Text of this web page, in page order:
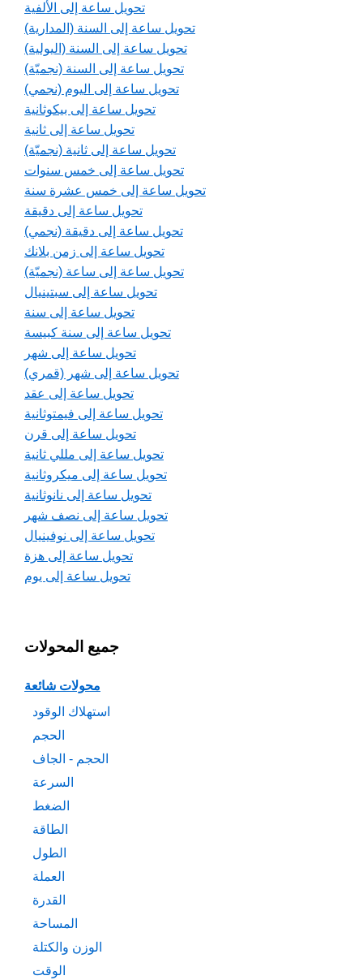
تحويل ساعة إلى الألفية
تحويل ساعة إلى السنة (المدارية)
تحويل ساعة إلى السنة (اليولية)
تحويل ساعة إلى السنة (نجميّة)
تحويل ساعة إلى اليوم (نجمي)
تحويل ساعة إلى بيكوثانية
تحويل ساعة إلى ثانية
تحويل ساعة إلى ثانية (نجميّة)
تحويل ساعة إلى خمس سنوات
تحويل ساعة إلى خمس عشرة سنة
تحويل ساعة إلى دقيقة
تحويل ساعة إلى دقيقة (نجمي)
تحويل ساعة إلى زمن بلانك
تحويل ساعة إلى ساعة (نجميّة)
تحويل ساعة إلى سبتينيال
تحويل ساعة إلى سنة
تحويل ساعة إلى سنة كبيسة
تحويل ساعة إلى شهر
تحويل ساعة إلى شهر (قمري)
تحويل ساعة إلى عقد
تحويل ساعة إلى فيمتوثانية
تحويل ساعة إلى قرن
تحويل ساعة إلى مللي ثانية
تحويل ساعة إلى ميكروثانية
تحويل ساعة إلى نانوثانية
تحويل ساعة إلى نصف شهر
تحويل ساعة إلى نوفينيال
تحويل ساعة إلى هزة
تحويل ساعة إلى يوم
جميع المحولات
محولات شائعة
استهلاك الوقود
الحجم
الحجم - الجاف
السرعة
الضغط
الطاقة
الطول
العملة
القدرة
المساحة
الوزن والكتلة
الوقت